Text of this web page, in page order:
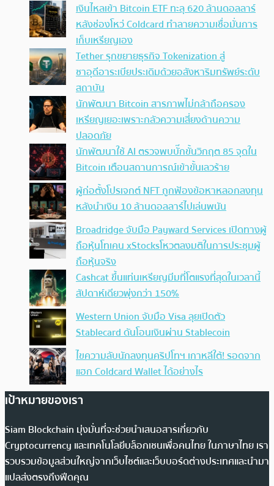
เงินไหลเข้า Bitcoin ETF ทะลุ 620 ล้านดอลลาร์
หลังช่องโหว่ Coldcard ทำลายความเชื่อมั่นการ
เก็บเหรียญเอง
Tether รุกขยายธุรกิจ Tokenization สู่
ซาอุดีอาระเบียประเดิมด้วยอสังหาริมทรัพย์ระดับ
สถาบัน
นักพัฒนา Bitcoin สารภาพไม่กล้าถือครอง
เหรียญเยอะเพราะกลัวความเสี่ยงด้านความ
ปลอดภัย
นักพัฒนาใช้ AI ตรวจพบบั๊กขั้นวิกฤต 85 จุดใน
Bitcoin เตือนสถานการณ์เข้าขั้นเลวร้าย
ผู้ก่อตั้งโปรเจกต์ NFT ถูกฟ้องข้อหาหลอกลงทุน
หลังนำเงิน 10 ล้านดอลลาร์ไปเล่นพนัน
Broadridge จับมือ Payward Services เปิดทางผู้
ถือหุ้นโทเคน xStocksโหวตลงมติในการประชุมผู้
ถือหุ้นจริง
Cashcat ขึ้นแท่นเหรียญมีมที่โตแรงที่สุดในเวลานี้
สัปดาห์เดียวพุ่งกว่า 150%
Western Union จับมือ Visa ลุยเปิดตัว
Stablecard ดันโอนเงินผ่าน Stablecoin
ไขความลับนักลงทุนคริปโทฯ เกาหลีใต้! รอดจาก
แฮก Coldcard Wallet ได้อย่างไร
เป้าหมายของเรา
Siam Blockchain มุ่งมั่นที่จะช่วยนำเสนอสารเกี่ยวกับ
Cryptocurrency และเทคโนโลยีบล็อกเชนเพื่อคนไทย ในภาษาไทย เรา
รวบรวมข้อมูลส่วนใหญ่จากเว็บไซต์และเว็บบอร์ดต่างประเทศและนำมา
แปลส่งตรงถึงฟีดคุณ